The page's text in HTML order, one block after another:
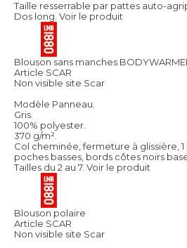
Taille resserrable par pattes auto-
Dos long. Voir le produit
Blouson sans manches
Article SCAR
Non visible site Scar
Modèle Panneau.
Gris.
100% polyester.
370 g/m².
Col cheminée, fermeture à glissière,
poches basses, bords côtes noirs
Tailles du 2 au 7. Voir le produit
Blouson polaire
Article SCAR
Non visible site Scar